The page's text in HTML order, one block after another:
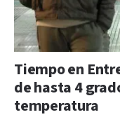
Tiempo en
de hasta 4
temperatura